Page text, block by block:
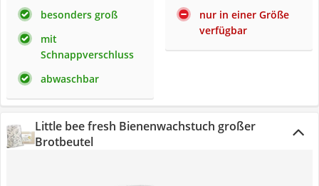
besonders groß
mit
Schnappverschluss
abwaschbar
nur in einer Größe
verfügbar
Little bee fresh Bienenwachstuch großer
Brotbeutel